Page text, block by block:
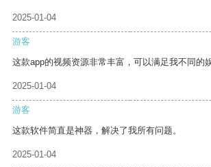
2025-01-04
游客
这款app的视频资源非常丰富，可以满足我不同的
2025-01-04
游客
这款软件简直是神器，解决了我所有问题。
2025-01-04